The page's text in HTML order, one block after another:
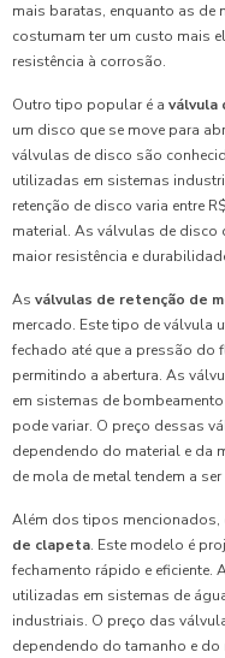
mais baratas, enquanto as de
costumam ter um custo mais
resistência à corrosão.
Outro tipo popular é a válvula
um disco que se move para
válvulas de disco são
utilizadas em sistemas
retenção de disco varia entre
material. As válvulas de disco
maior resistência e
As válvulas de retenção de
mercado. Este tipo de válvula
fechado até que a pressão do
permitindo a abertura. As
em sistemas de
pode variar. O preço dessas
dependendo do material e da
de mola de metal tendem a
Além dos tipos mencionados,
de clapeta. Este modelo é
fechamento rápido e eficiente.
utilizadas em sistemas de
industriais. O preço das
dependendo do tamanho e